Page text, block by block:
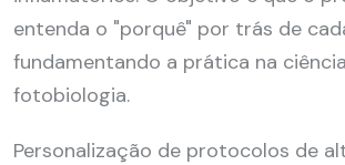
entenda o "porquê" por trás de
fundamentando a prática na
fotobiologia.
Personalização de protocolos de